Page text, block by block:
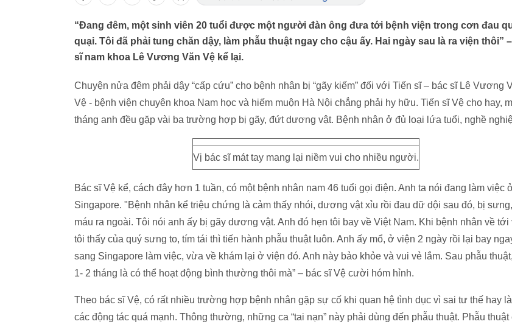
“Đang đêm, một sinh viên 20 tuổi được một người đàn ông đưa tới bệnh viện trong cơn đau
quại. Tôi đã phải tung chăn dậy, làm phẫu thuật ngay cho cậu ấy. Hai ngày sau là ra viện thôi”
sĩ nam khoa Lê Vương Văn Vệ kể lại.
Chuyện nửa đêm phải dậy “cấp cứu” cho bệnh nhân bị “gãy kiếm” đối với Tiến sĩ – bác sĩ Lê Vương
Vệ - bệnh viện chuyên khoa Nam học và hiếm muộn Hà Nội chẳng phải hy hữu. Tiến sĩ Vệ cho hay,
tháng anh đều gặp vài ba trường hợp bị gãy, đứt dương vật. Bệnh nhân ở đủ loại lứa tuổi, nghề
Vị bác sĩ mát tay mang lại niềm vui cho nhiều người.
Bác sĩ Vệ kể, cách đây hơn 1 tuần, có một bệnh nhân nam 46 tuổi gọi điện. Anh ta nói đang làm việc
Singapore. "Bệnh nhân kể triệu chứng là cảm thấy nhói, dương vật xỉu rồi đau dữ dội sau đó, bị
máu ra ngoài. Tôi nói anh ấy bị gãy dương vật. Anh đó hẹn tôi bay về Việt Nam. Khi bệnh nhân về tới
tôi thấy của quý sưng to, tím tái thì tiến hành phẫu thuật luôn. Anh ấy mổ, ở viện 2 ngày rồi lại bay
sang Singapore làm việc, vừa về khám lại ở viện đó. Anh này bảo khỏe và vui vẻ lắm. Sau phẫu
1- 2 tháng là có thể hoạt động bình thường thôi mà” – bác sĩ Vệ cười hóm hỉnh.
Theo bác sĩ Vệ, có rất nhiều trường hợp bệnh nhân gặp sự cố khi quan hệ tình dục vì sai tư thế hay
các động tác quá mạnh. Thông thường, những ca “tai nạn” này phải dùng đến phẫu thuật. Phẫu thuật